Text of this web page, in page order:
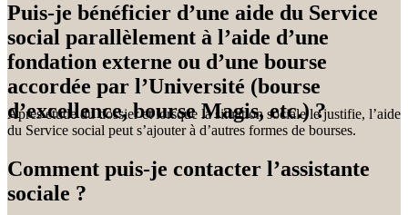
Puis-je bénéficier d’une aide du Service
social parallèlement à l’aide d’une
fondation externe ou d’une bourse
accordée par l’Université (bourse
d’excellence, bourse Magis, etc.) ?
Après étude du dossier et lorsque la situation sociale le justifie, l’aide
du Service social peut s’ajouter à d’autres formes de bourses.
Comment puis-je contacter l’assistante
sociale ?